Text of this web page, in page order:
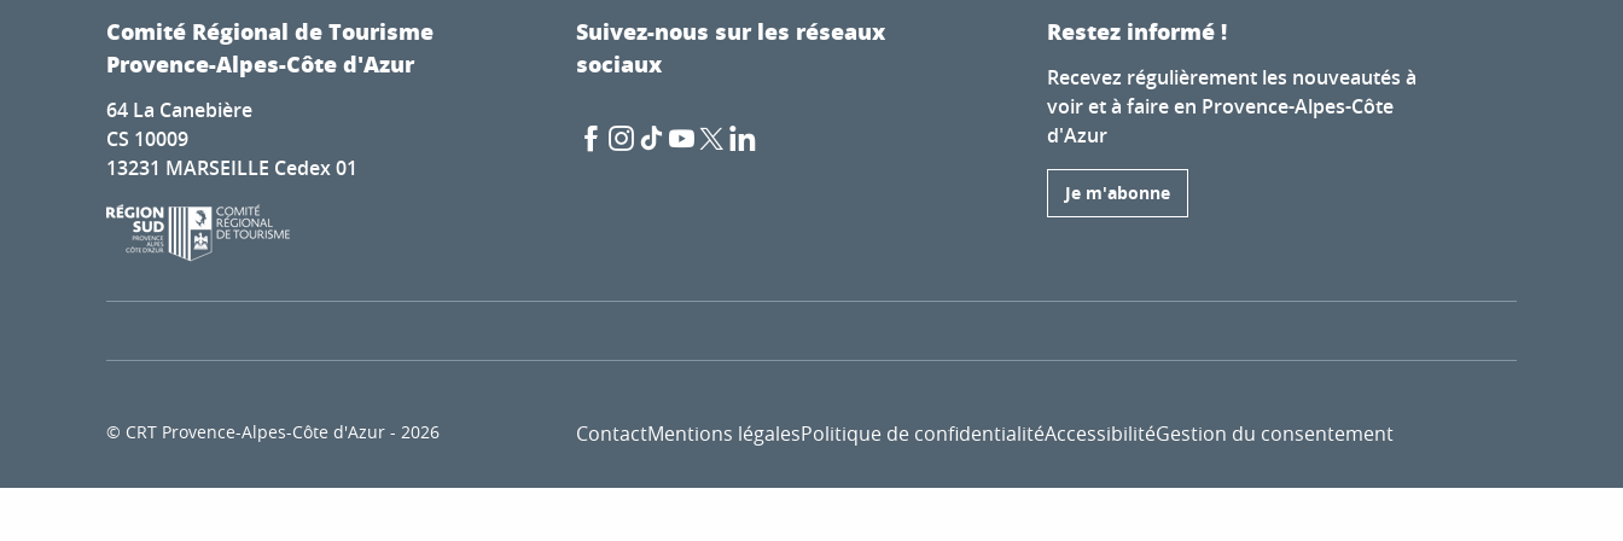
Ibis budget palais des congrès
Camping Les Fines Roches
Hôtel Windsor
Les Petites Maisons - Hameau des Baux
Five Seas by Inwood Hotels
Anova Hôtel & Spa
MMV - Le Hameau des Airelles
Comité Régional de Tourisme
Provence-Alpes-Côte d'Azur
64 La Canebière
CS 10009
13231 MARSEILLE Cedex 01
Suivez-nous sur les réseaux
sociaux
Restez informé !
Recevez régulièrement les nouveautés à
voir et à faire en Provence-Alpes-Côte
d'Azur
Je m'abonne
© CRT Provence-Alpes-Côte d'Azur - 2026 ContactMentions légalesPolitique de confidentialitéAccessibilitéGestion du consentement